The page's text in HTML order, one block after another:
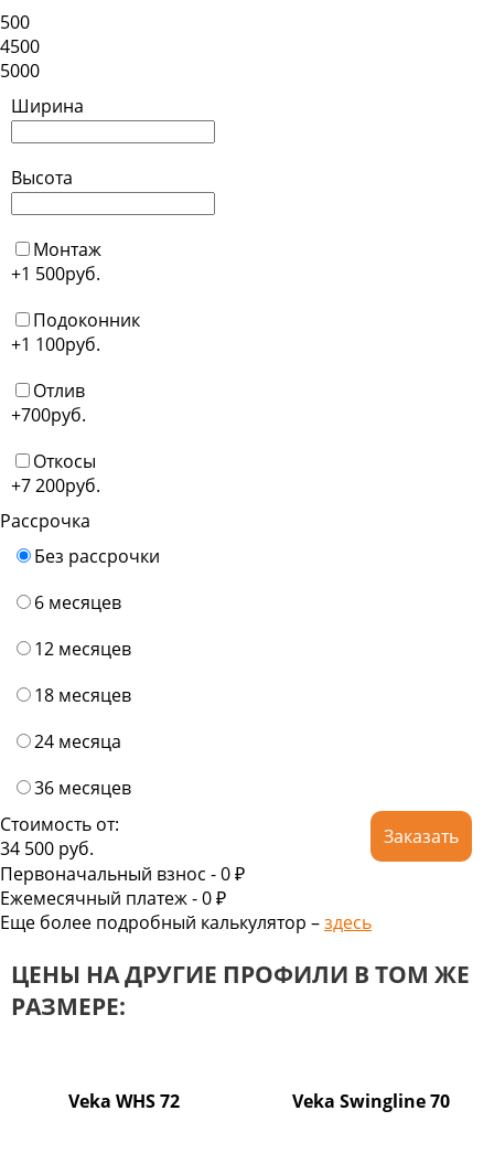
500
4500
5000
Ширина
Высота
Монтаж
+1 500руб.
Подоконник
+1 100руб.
Отлив
+700руб.
Откосы
+7 200руб.
Рассрочка
Без рассрочки
6 месяцев
12 месяцев
18 месяцев
24 месяца
36 месяцев
Стоимость от:
34 500 руб.
Заказать
Первоначальный взнос -0 ₽
Ежемесячный платеж -0₽
Еще более подробный калькулятор –здесь
ЦЕНЫ НА ДРУГИЕ ПРОФИЛИ В ТОМ ЖЕ
РАЗМЕРЕ:
Veka WHS 72 Veka Swingline 70